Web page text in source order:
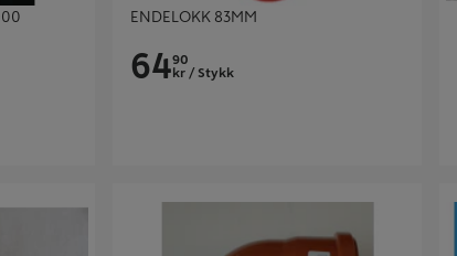
ENDELOKK 83MM
6490
kr / Stykk